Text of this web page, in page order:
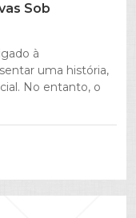
Sob
à
uma história,
No entanto, o